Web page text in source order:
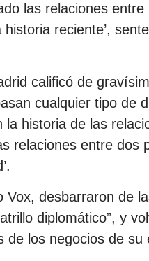
las relaciones entre
reciente’,
calificó de
cualquier tipo de
historia de las
relaciones entre dos
Vox, desbarraron de
diplomático”, y
de los negocios de su